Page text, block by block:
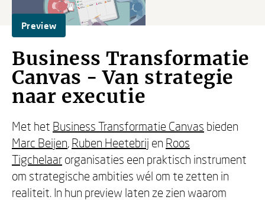
Preview
Business Transformatie
Canvas - Van strategie
naar executie
Met het Business Transformatie Canvas bieden
Marc Beijen, Ruben Heetebrij en Roos
Tigchelaar organisaties een praktisch instrument
om strategische ambities wél om te zetten in
realiteit. In hun preview laten ze zien waarom